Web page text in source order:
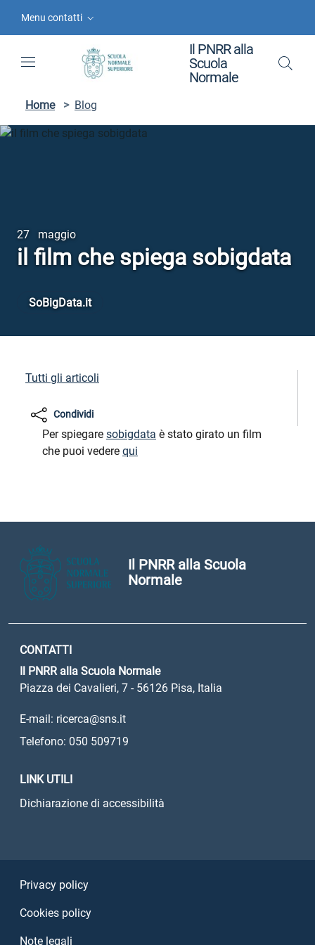
Menu contatti
Il PNRR alla
Scuola
Normale
Home > Blog
27 maggio
il film che spiega sobigdata
SoBigData.it
Tutti gli articoli
Condividi
Per spiegare sobigdata è stato girato un film
che puoi vedere qui
Il PNRR alla Scuola
Normale
CONTATTI
Il PNRR alla Scuola Normale
Piazza dei Cavalieri, 7 - 56126 Pisa, Italia
E-mail: ricerca@sns.it
Telefono: 050 509719
LINK UTILI
Dichiarazione di accessibilità
Privacy policy
Cookies policy
Note legali